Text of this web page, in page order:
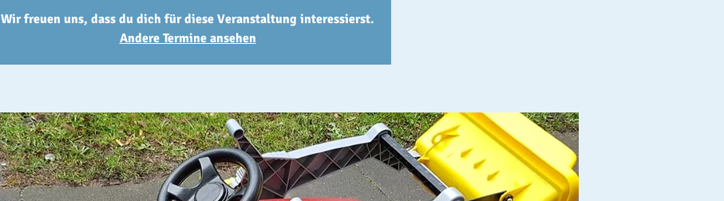
Wir freuen uns, dass du dich für diese Veranstaltung interessierst.
Andere Termine ansehen